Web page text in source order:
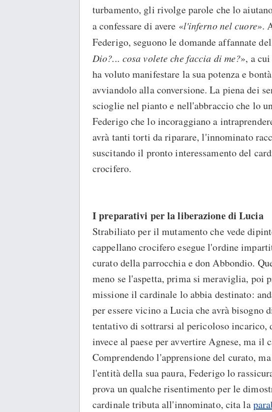
turbamento, gli rivolge parole che lo
a confessare di avere «l'inferno nel cuore».
Federigo, seguono le domande affannate
Dio?... cosa volete che faccia di me?», a
ha voluto manifestare la sua potenza e
avviandolo alla conversione. La piena dei
scioglie nel pianto e nell'abbraccio che lo
Federigo che lo incoraggiano a
avrà tanti torti da riparare, l'innominato
suscitando il pronto interessamento del
crocifero.
I preparativi per la liberazione di Lucia
Strabiliato per il mutamento che vede
cappellano crocifero esegue l'ordine
curato della parrocchia e don Abbondio.
meno se l'aspetta, prima si meraviglia, poi
missione il cardinale lo abbia destinato:
per essere vicino a Lucia che avrà bisogno
tentativo di sottrarsi al pericoloso incarico,
invece al paese per avvertire Agnese, ma il
Comprendendo l'apprensione del curato,
l'entità della sua paura, Federigo lo
prova un qualche risentimento per le
cardinale tributa all'innominato, cita la